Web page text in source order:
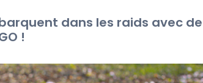
dans les raids avec de
!